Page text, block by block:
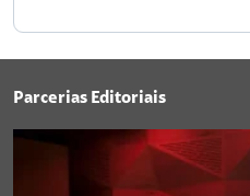
Parcerias Editoriais